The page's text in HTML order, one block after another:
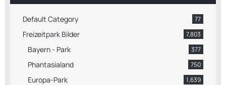
Default Category 77
Freizeitpark Bilder 7,803
Bayern - Park 377
Phantasialand 750
Europa-Park 1,639